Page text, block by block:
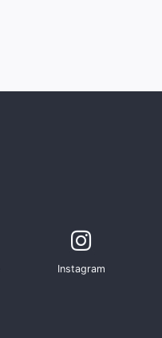
Instagram